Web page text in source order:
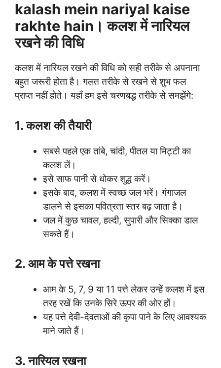
kalash mein nariyal kaise
rakhte hain। कलश में नारियल
रखने की विधि
कलश में नारियल रखने की विधि को सही तरीके से अपनाना
बहुत जरूरी होता है। गलत तरीके से रखने से शुभ फल
प्राप्त नहीं होते। यहाँ हम इसे चरणबद्ध तरीके से समझेंगे:
1. कलश की तैयारी
सबसे पहले एक तांबे, चांदी, पीतल या मिट्टी का
कलश लें।
इसे साफ पानी से धोकर शुद्ध करें।
इसके बाद, कलश में स्वच्छ जल भरें। गंगाजल
डालने से इसका पवित्रता स्तर बढ़ जाता है।
जल में कुछ चावल, हल्दी, सुपारी और सिक्का डाल
सकते हैं।
2. आम के पत्ते रखना
आम के 5, 7, 9 या 11 पत्ते लेकर उन्हें कलश में इस
तरह रखें कि उनके सिरे ऊपर की ओर हों।
यह पत्ते देवी-देवताओं की कृपा पाने के लिए आवश्यक
माने जाते हैं।
3. नारियल रखना